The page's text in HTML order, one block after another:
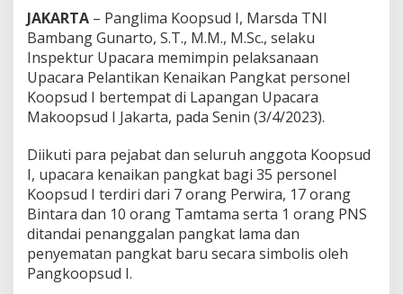
d
a
h
B
u
t
h
r
e
s
t
a
s
JAKARTA – Panglima Koopsud I, Marsda TNI
Bambang Gunarto, S.T., M.M., M.Sc., selaku
Inspektur Upacara memimpin pelaksanaan
Upacara Pelantikan Kenaikan Pangkat personel
Koopsud I bertempat di Lapangan Upacara
Makoopsud I Jakarta, pada Senin (3/4/2023).
Diikuti para pejabat dan seluruh anggota Koopsud
I, upacara kenaikan pangkat bagi 35 personel
Koopsud I terdiri dari 7 orang Perwira, 17 orang
Bintara dan 10 orang Tamtama serta 1 orang PNS
ditandai penanggalan pangkat lama dan
penyematan pangkat baru secara simbolis oleh
Pangkoopsud I.